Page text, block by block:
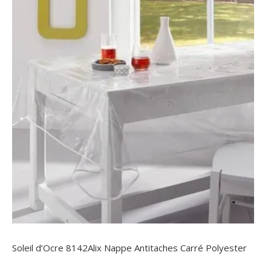
Soleil d’Ocre 8142Alix Nappe Antitaches Carré Polyester